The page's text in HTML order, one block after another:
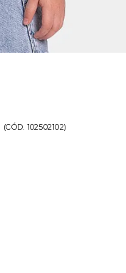
(CÓD. 102502102)